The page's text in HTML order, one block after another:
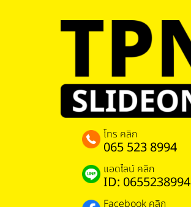
โทร คลิก
065 523 8994
แอดไลน์ คลิก
ID: 0655238994
Facebook คลิก